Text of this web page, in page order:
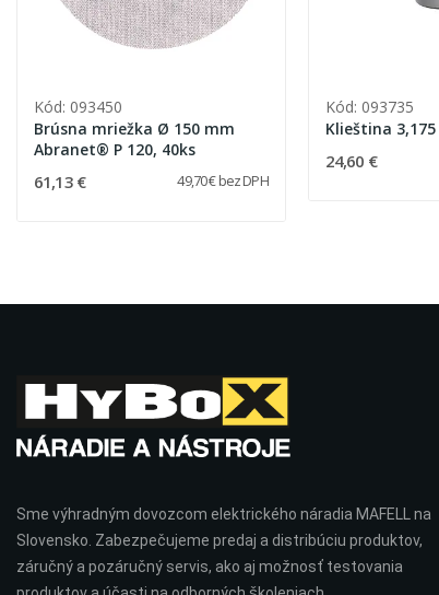
Kód: 093450
Brúsna mriežka Ø 150 mm
Abranet® P 120, 40ks
61,13 € 49,70 € bez DPH
Kód: 093735
Klieština
24,60 €
Sme výhradným dovozcom elektrického náradia MAFELL na
Slovensko. Zabezpečujeme predaj a distribúciu produktov,
záručný a pozáručný servis, ako aj možnosť testovania